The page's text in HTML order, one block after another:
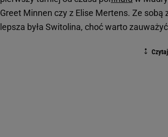
Greet Minnen czy z Elise Mertens. Ze
lepsza była Switolina, choć warto